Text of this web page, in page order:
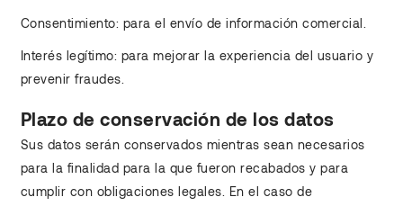
Consentimiento: para el envío de información comercial.
Interés legítimo: para mejorar la experiencia del usuario y
prevenir fraudes.
Plazo de conservación de los datos
Sus datos serán conservados mientras sean necesarios
para la finalidad para la que fueron recabados y para
cumplir con obligaciones legales. En el caso de